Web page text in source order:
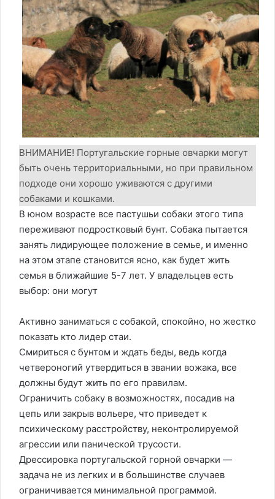
ВНИМАНИЕ! Португальские горные овчарки могут
быть очень территориальными, но при правильном
подходе они хорошо уживаются с другими
собаками и кошками.
В юном возрасте все пастушьи собаки этого типа
переживают подростковый бунт. Собака пытается
занять лидирующее положение в семье, и именно
на этом этапе становится ясно, как будет жить
семья в ближайшие 5-7 лет. У владельцев есть
выбор: они могут
Активно заниматься с собакой, спокойно, но жестко
показать кто лидер стаи.
Смириться с бунтом и ждать беды, ведь когда
четвероногий утвердиться в звании вожака, все
должны будут жить по его правилам.
Ограничить собаку в возможностях, посадив на
цепь или закрыв вольере, что приведет к
психическому расстройству, неконтролируемой
агрессии или панической трусости.
Дрессировка португальской горной овчарки —
задача не из легких и в большинстве случаев
ограничивается минимальной программой.